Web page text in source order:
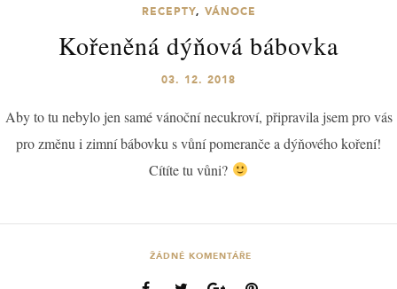
RECEPTY, VÁNOCE
Kořeněná dýňová bábovka
03. 12. 2018
Aby to tu nebylo jen samé vánoční necukroví, připravila jsem pro vás
pro změnu i zimní bábovku s vůní pomeranče a dýňového koření!
Cítíte tu vůni?
ŽÁDNÉ KOMENTÁŘE